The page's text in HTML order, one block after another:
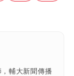
輔大新聞傳播